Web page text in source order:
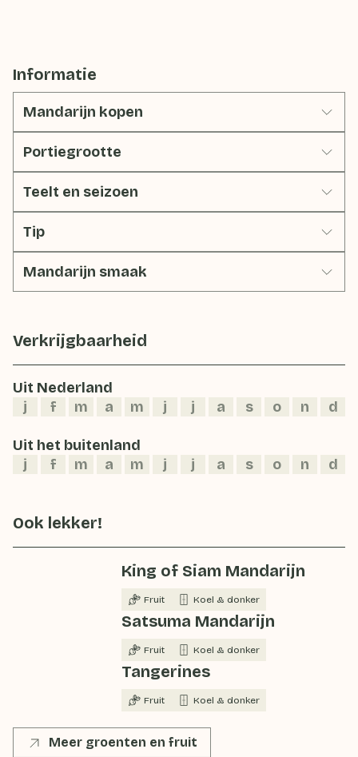
Informatie
Mandarijn kopen
Portiegrootte
Teelt en seizoen
Tip
Mandarijn smaak
Verkrijgbaarheid
Uit Nederland
j
f m a m j j a s o n d
Uit het buitenland
j
f m a m j j a s o n d
Ook lekker!
King of Siam Mandarijn
Fruit Koel & donker
Satsuma Mandarijn
Fruit Koel & donker
Tangerines
Fruit Koel & donker
Meer groenten en fruit